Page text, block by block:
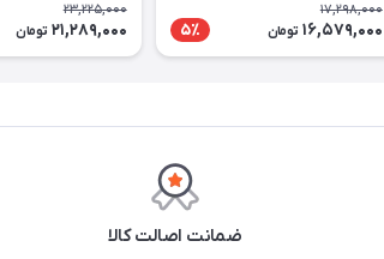
17,298,000
16,579,000 تومان 5٪
23,225,000
21,289,000 تومان
ضمانت اصالت کالا